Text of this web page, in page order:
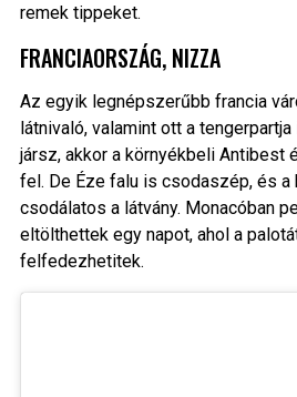
remek tippeket.
FRANCIAORSZÁG, NIZZA
Az egyik legnépszerűbb francia
látnivaló, valamint ott a
jársz, akkor a környékbeli Antibest
fel. De Éze falu is csodaszép, és a
csodálatos a látvány. Monacóban
eltölthettek egy napot, ahol a
felfedezhetitek.